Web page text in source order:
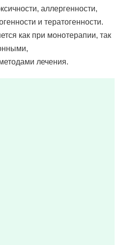
аллергенности,
и тератогенности.
как при монотерапии, так
лечения.